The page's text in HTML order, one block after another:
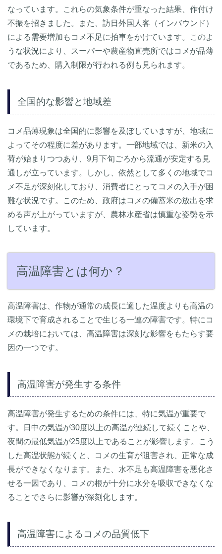
なっています。これらの気象条件が重なった結果、作付け
不振を招きました。また、訪日外国人客（インバウンド）
による需要増加もコメ不足に拍車をかけています。このよ
うな状況により、スーパーや農産物直売所ではコメが品薄
であるため、購入制限が行われる例も見られます。
全国的な影響と地域差
コメ品薄現象は全国的に影響を及ぼしていますが、地域に
よってその程度に差があります。一部地域では、新米の入
荷が始まりつつあり、9月下旬ごろから流通が安定する見
通しが立っています。しかし、依然として多くの地域でコ
メ不足が深刻化しており、消費者にとってコメの入手が困
難な状況です。このため、政府はコメの備蓄米の放出を求
める声が上がっていますが、農林水産省は慎重な姿勢を示
しています。
高温障害とは何か？
高温障害は、作物が通常の成長に適した温度よりも高温の
環境下で育成されることで生じる一連の障害です。特にコ
メの栽培においては、高温障害は深刻な影響をもたらす要
因の一つです。
高温障害が発生する条件
高温障害が発生するための条件には、特に気温が重要で
す。日中の気温が30度以上の高温が連続して続くことや、
夜間の最低気温が25度以上であることが影響します。こう
した高温状態が続くと、コメの生育が阻害され、正常な成
長ができなくなります。また、水不足も高温障害を悪化さ
せる一因であり、コメの根が十分に水分を吸収できなくな
ることでさらに影響が深刻化します。
高温障害によるコメの品質低下